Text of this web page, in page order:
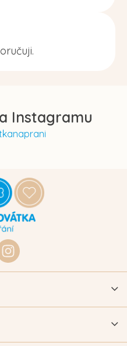
Instagramu
www.facebook.com/